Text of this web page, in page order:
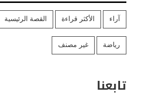
آراء الأكثر قراءة القصة الرئيسية
رياضة غير مصنف
تابعنا